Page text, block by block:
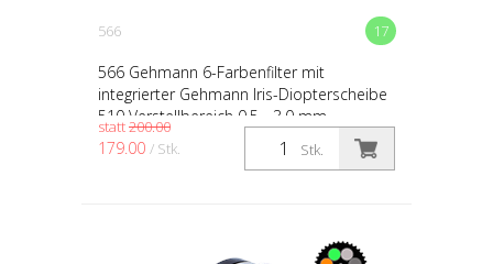
17
566
566 Gehmann 6-Farbenfilter mit
integrierter Gehmann Iris-Diopterscheibe
510 Verstellbereich 0,5 - 3,0 mm
Filterauswahl für die Farben: Farbauswahl:
gelb, orange, hellgrün...
Stk.
statt200.00
179.00 / Stk.